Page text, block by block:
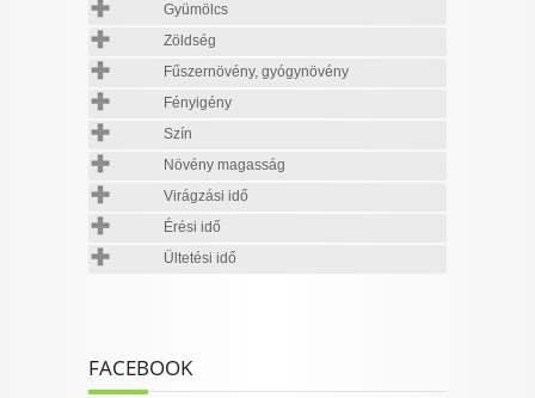
Gyümölcs
Zöldség
Fűszernövény, gyógynövény
Fényigény
Szín
Növény magasság
Virágzási idő
Érési idő
Ültetési idő
FACEBOOK